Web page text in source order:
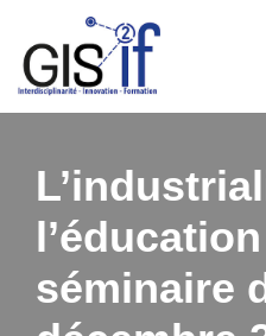
Aller
au
séminaire